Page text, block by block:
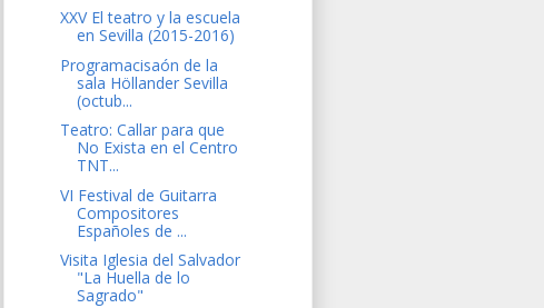
XXV El teatro y la escuela
en Sevilla (2015-2016)
Programacisaón de la
sala Höllander Sevilla
(octub...
Teatro: Callar para que
No Exista en el Centro
TNT...
VI Festival de Guitarra
Compositores
Españoles de ...
Visita Iglesia del Salvador
"La Huella de lo
Sagrado"